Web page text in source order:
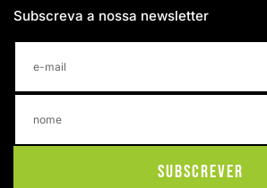
Subscreva a nossa newsletter
Subscrever